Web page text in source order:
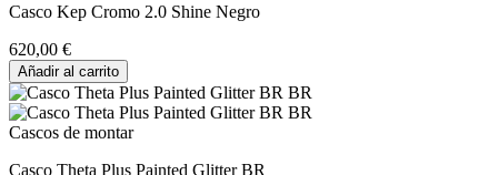
Casco Kep Cromo 2.0 Shine Negro
620,00 €
Añadir al carrito
Cascos de montar
Casco Theta Plus Painted Glitter BR